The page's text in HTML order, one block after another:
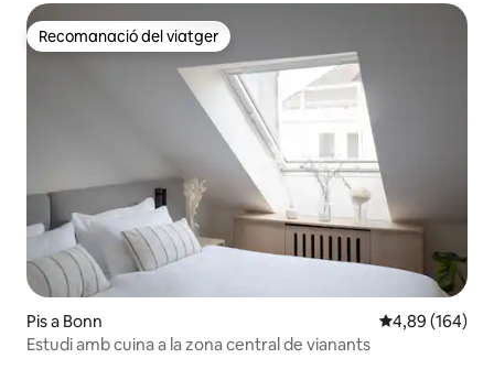
Recomanació del viatger
Recomanació del viatger
Pis a Bonn 4,89 de
4,89 (164)
Estudi amb cuina a la zona central de vianants